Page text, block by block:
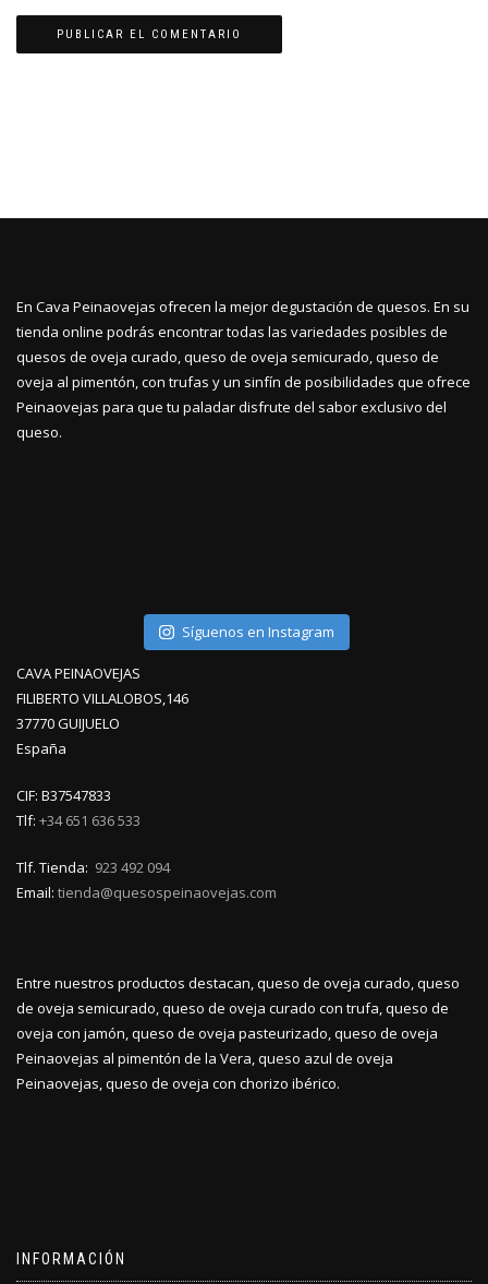
En Cava Peinaovejas ofrecen la mejor degustación de quesos. En su
tienda online podrás encontrar todas las variedades posibles de
quesos de oveja curado, queso de oveja semicurado, queso de
oveja al pimentón, con trufas y un sinfín de posibilidades que ofrece
Peinaovejas para que tu paladar disfrute del sabor exclusivo del
queso.
Síguenos en Instagram
CAVA PEINAOVEJAS
FILIBERTO VILLALOBOS,146
37770 GUIJUELO
España
CIF: B37547833
Tlf: +34 651 636 533
Tlf. Tienda: 923 492 094
Email: tienda@quesospeinaovejas.com
Entre nuestros productos destacan, queso de oveja curado, queso
de oveja semicurado, queso de oveja curado con trufa, queso de
oveja con jamón, queso de oveja pasteurizado, queso de oveja
Peinaovejas al pimentón de la Vera, queso azul de oveja
Peinaovejas, queso de oveja con chorizo ibérico.
INFORMACIÓN